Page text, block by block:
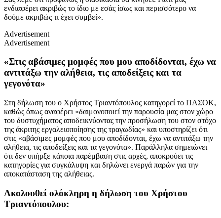
ενδιαφέρει ακριβώς το ίδιο με εσάς ίσως και περισσότερο να
δούμε ακριβώς τι έχει συμβεί».
Advertisement
Advertisement
«Στις αβάσιμες μομφές που μου αποδίδονται, έχω να
αντιτάξω την αλήθεια, τις αποδείξεις και τα
γεγονότα»
Στη δήλωση του ο Χρήστος Τριαντόπουλος κατηγορεί το ΠΑΣΟΚ,
καθώς όπως αναφέρει «δαιμονοποιεί την παρουσία μας στον χώρο
του δυστυχήματος αποδεικνύοντας την προσήλωση του στον στόχο
της άκριτης εργαλειοποίησης της τραγωδίας» και υποστηρίζει ότι
στις «αβάσιμες μομφές που μου αποδίδονται, έχω να αντιτάξω την
αλήθεια, τις αποδείξεις και τα γεγονότα». Παράλληλα σημειώνει
ότι δεν υπήρξε κάποια παρέμβαση στις αρχές, αποκρούει τις
κατηγορίες για συγκάλυψη και δηλώνει ενεργά παρών για την
αποκατάσταση της αλήθειας.
Ακολουθεί ολόκληρη η δήλωση του Χρήστου
Τριαντόπουλου: